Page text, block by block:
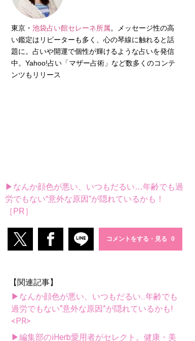
東京・ 池袋占い館セレーネ所属。メッセージ性の高
い鑑定はリピーターも多く、心の琴線に触れると話
題に。占いや開運で個性が輝けるような占いを発信
中。Yahoo!占い「マザー占術」など数多くのコンテ
ンツもリリース
▶なんか顔色が悪い、いつもだるい…年齢でも過
労でもない“意外な原因”が隠れているかも！
［PR］
コメントをする・見る
【関連記事】
▶なんか顔色が悪い、いつもだるい...年齢でも
過労でもない“意外な原因”が隠れているかも!
<PR>
▶編集部のiHerb愛用者がセレクト。健康・美